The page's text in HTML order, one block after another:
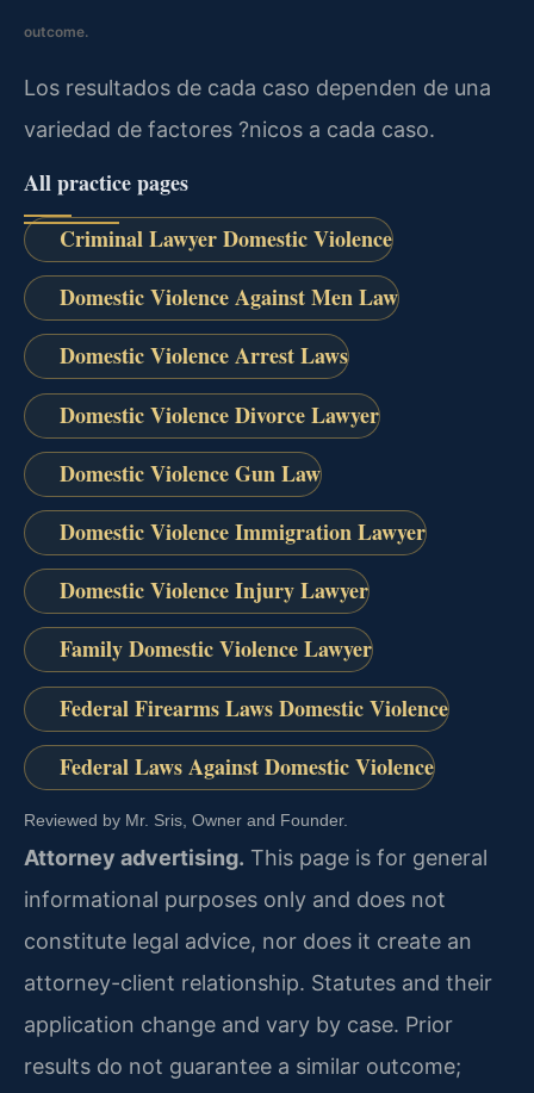
outcome.
Los resultados de cada caso dependen de una
variedad de factores ?nicos a cada caso.
All practice pages
Criminal Lawyer Domestic Violence
Domestic Violence Against Men Law
Domestic Violence Arrest Laws
Domestic Violence Divorce Lawyer
Domestic Violence Gun Law
Domestic Violence Immigration Lawyer
Domestic Violence Injury Lawyer
Family Domestic Violence Lawyer
Federal Firearms Laws Domestic Violence
Federal Laws Against Domestic Violence
Reviewed by Mr. Sris, Owner and Founder.
Attorney advertising. This page is for general
informational purposes only and does not
constitute legal advice, nor does it create an
attorney-client relationship. Statutes and their
application change and vary by case. Prior
results do not guarantee a similar outcome;